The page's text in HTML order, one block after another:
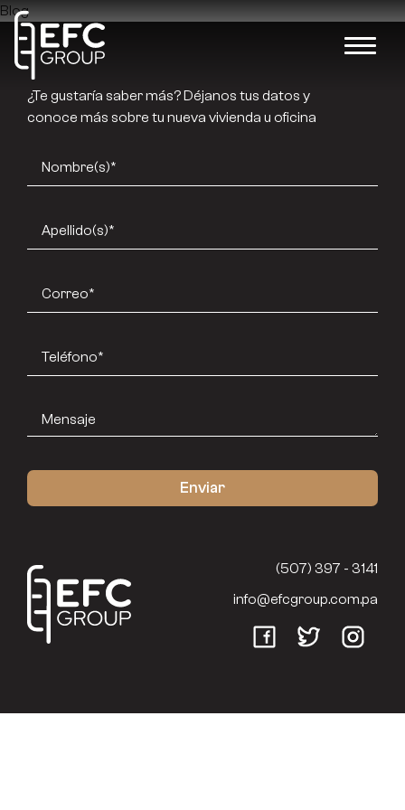
Blog
(507) 397 - 3141
info@efcgroup.com.pa
¿Te gustaría saber más? Déjanos tus datos y
conoce más sobre tu nueva vivienda u oficina